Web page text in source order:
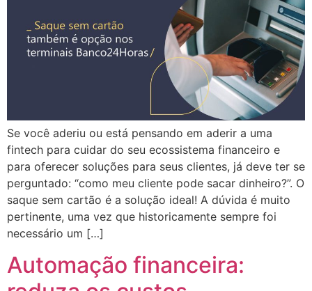
Se você aderiu ou está pensando em aderir a uma
fintech para cuidar do seu ecossistema financeiro e
para oferecer soluções para seus clientes, já deve ter se
perguntado: “como meu cliente pode sacar dinheiro?”. O
saque sem cartão é a solução ideal! A dúvida é muito
pertinente, uma vez que historicamente sempre foi
necessário um […]
Automação financeira: